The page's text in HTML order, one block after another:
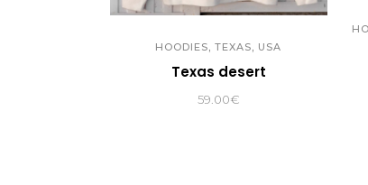
HOODIES,TEXAS, USA
Texas desert
59.00€